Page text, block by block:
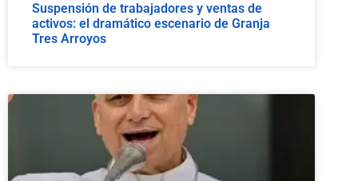
Suspensión de trabajadores y ventas de
activos: el dramático escenario de Granja
Tres Arroyos